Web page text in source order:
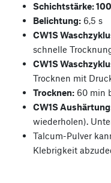
Schichtstärke:
Belichtung: 6,5 s
CW1S
schnelle
CW1S
Trocknen mit
Trocknen: 60 min
CW1S
wiederholen).
Talcum-Pulver
Klebrigkeit